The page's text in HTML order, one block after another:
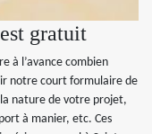
gratuit
à l’avance combien
notre court formulaire de
nature de votre projet,
à manier, etc. Ces